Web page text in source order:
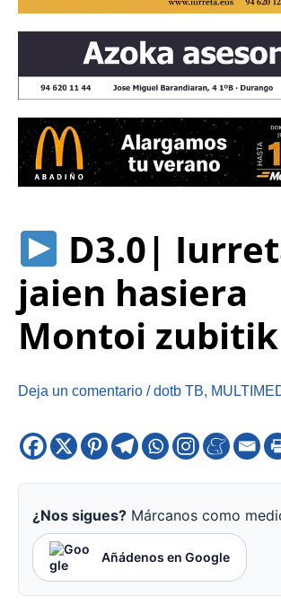
D3.0|
jaien hasiera
Montoi zubitik
Deja un comentario /dotb TB,
¿Nos sigues? Márcanos como
Añádenos en Google